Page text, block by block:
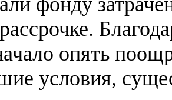
опять
условия,